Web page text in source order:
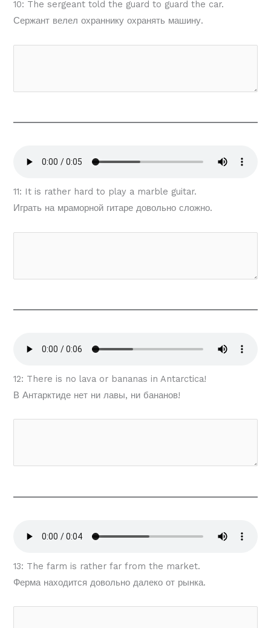
10: The sergeant told the guard to guard the car.
Сержант велел охраннику охранять машину.
11: It is rather hard to play a marble guitar.
Играть на мраморной гитаре довольно сложно.
12: There is no lava or bananas in Antarctica!
В Антарктиде нет ни лавы, ни бананов!
13: The farm is rather far from the market.
Ферма находится довольно далеко от рынка.